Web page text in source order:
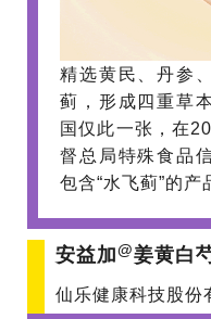
精选黄民、丹参
蓟，形成四重草
国仅此一张，在
督总局特殊食品
包含“水飞蓟”的产
安益加@姜黄白
仙乐健康科技股份